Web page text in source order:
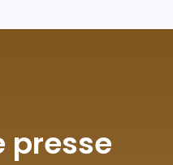
presse